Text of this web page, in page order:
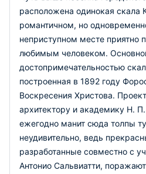
расположена одинокая скала
романтичном, но
неприступном месте приятно
любимым человеком.
достопримечательностью
построенная в 1892 году
Воскресения Христова.
архитектору и академику Н.
ежегодно манит сюда толпы
неудивительно, ведь
разработанные совместно с
Антонио Сальвиатти,